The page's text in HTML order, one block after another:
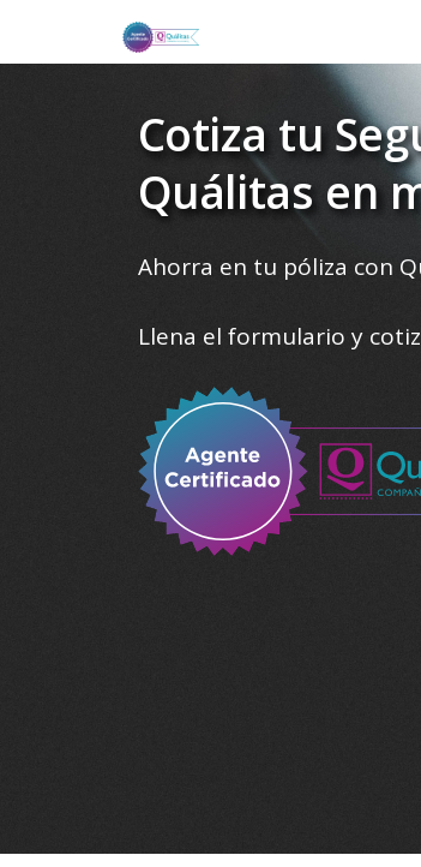
Cotiza tu
Quálitas en
Ahorra en tu póliza con
Llena el formulario y